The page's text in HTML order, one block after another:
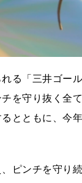
る「三井ゴー
を守り抜く全
とともに、今
ピンチを守り